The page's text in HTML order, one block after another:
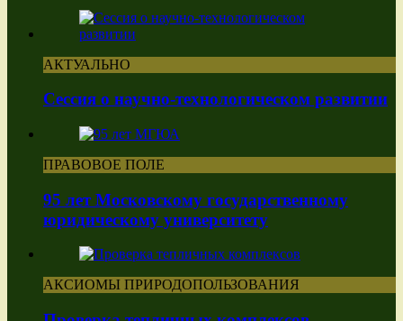
АКТУАЛЬНО
Сессия о научно-технологическом развитии
ПРАВОВОЕ ПОЛЕ
95 лет Московскому государственному
юридическому университету
АКСИОМЫ ПРИРОДОПОЛЬЗОВАНИЯ